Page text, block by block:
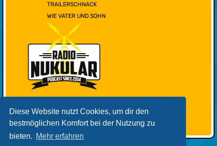
Diese Website nutzt Cookies, um dir den
bestmöglichen Komfort bei der Nutzung zu
bieten. Mehr erfahren
TRAILERSCHNACK
WIE VATER UND SOHN